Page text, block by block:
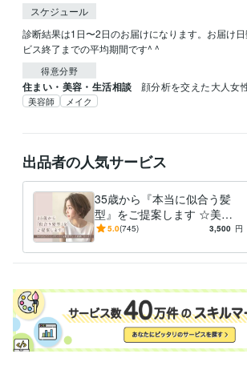
スケジュール
診断結果は1日〜2日のお届けになります。お届け
ビス終了までの平均期間です^ ^
得意分野
住まい・美容・生活相談 顔分析を交えた大人女
美容師 メイク
出品者の人気サービス
35歳から『本当に似合う髪
型』をご提案します ☆美容
師歴24年×顔分析・施術実績
5.0(745) 3,500 円